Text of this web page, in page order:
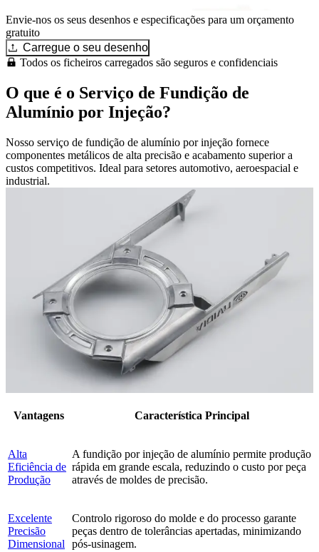
Envie-nos os seus desenhos e especificações para um orçamento
gratuito
Carregue o seu desenho
Todos os ficheiros carregados são seguros e confidenciais
O que é o Serviço de Fundição de
Alumínio por Injeção?
Nosso serviço de fundição de alumínio por injeção fornece
componentes metálicos de alta precisão e acabamento superior a
custos competitivos. Ideal para setores automotivo, aeroespacial e
industrial.
Vantagens Característica Principal
Alta
Eficiência de
Produção
A fundição por injeção de alumínio permite produção
rápida em grande escala, reduzindo o custo por peça
através de moldes de precisão.
Excelente
Precisão
Dimensional
Controlo rigoroso do molde e do processo garante
peças dentro de tolerâncias apertadas, minimizando
pós-usinagem.